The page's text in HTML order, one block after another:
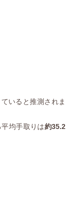
いると推測されま
均手取りは約35.2